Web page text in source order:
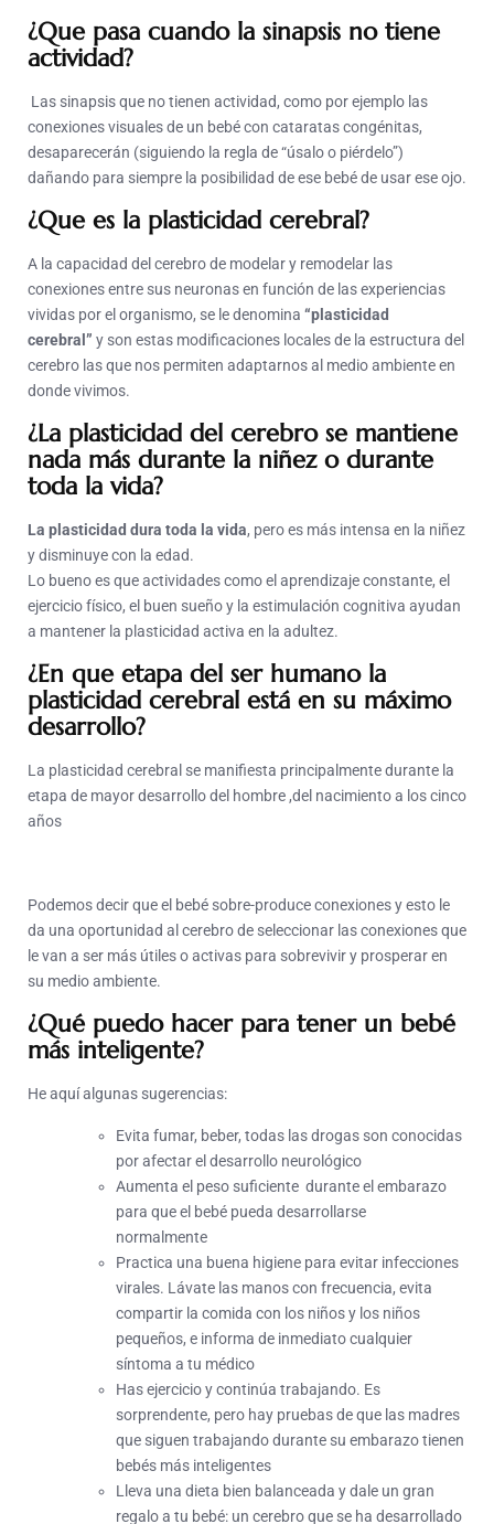
¿Que pasa cuando la sinapsis no tiene
actividad?
Las sinapsis que no tienen actividad, como por ejemplo las
conexiones visuales de un bebé con cataratas congénitas,
desaparecerán (siguiendo la regla de “úsalo o piérdelo”)
dañando para siempre la posibilidad de ese bebé de usar ese ojo.
¿Que es la plasticidad cerebral?
A la capacidad del cerebro de modelar y remodelar las
conexiones entre sus neuronas en función de las experiencias
vividas por el organismo, se le denomina “plasticidad
cerebral” y son estas modificaciones locales de la estructura del
cerebro las que nos permiten adaptarnos al medio ambiente en
donde vivimos.
¿La plasticidad del cerebro se mantiene
nada más durante la niñez o durante
toda la vida?
La plasticidad dura toda la vida, pero es más intensa en la niñez
y disminuye con la edad.
Lo bueno es que actividades como el aprendizaje constante, el
ejercicio físico, el buen sueño y la estimulación cognitiva ayudan
a mantener la plasticidad activa en la adultez.
¿En que etapa del ser humano la
plasticidad cerebral está en su máximo
desarrollo?
La plasticidad cerebral se manifiesta principalmente durante la
etapa de mayor desarrollo del hombre ,del nacimiento a los cinco
años
Podemos decir que el bebé sobre-produce conexiones y esto le
da una oportunidad al cerebro de seleccionar las conexiones que
le van a ser más útiles o activas para sobrevivir y prosperar en
su medio ambiente.
¿Qué puedo hacer para tener un bebé
más inteligente?
He aquí algunas sugerencias:
Evita fumar, beber, todas las drogas son conocidas
por afectar el desarrollo neurológico
Aumenta el peso suficiente durante el embarazo
para que el bebé pueda desarrollarse
normalmente
Practica una buena higiene para evitar infecciones
virales. Lávate las manos con frecuencia, evita
compartir la comida con los niños y los niños
pequeños, e informa de inmediato cualquier
síntoma a tu médico
Has ejercicio y continúa trabajando. Es
sorprendente, pero hay pruebas de que las madres
que siguen trabajando durante su embarazo tienen
bebés más inteligentes
Lleva una dieta bien balanceada y dale un gran
regalo a tu bebé: un cerebro que se ha desarrollado